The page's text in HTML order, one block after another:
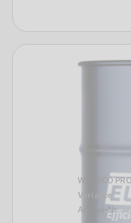
WIV ECO
Variante
Artikel-Nr.